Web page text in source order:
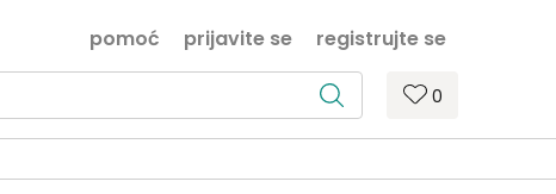
prijavite se registrujte se
pomoć
0